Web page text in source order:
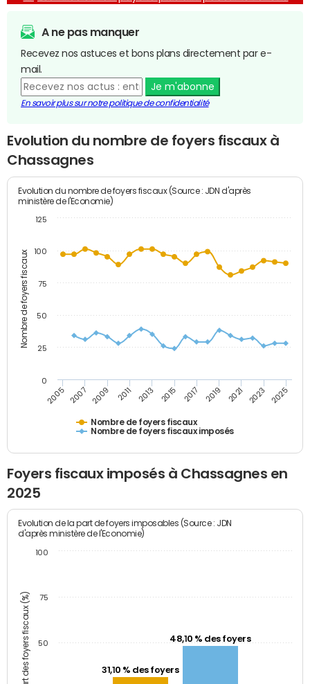
A ne pas manquer
Recevez nos astuces et bons plans directement par e-
mail.
Je m'abonne
En savoir plus sur notre politique de confidentialité
Evolution du nombre de foyers fiscaux à
Chassagnes
Nombre de foyers fiscaux
Evolution du nombre de foyers fiscaux (Source : JDN d'après
ministère de l'Economie)
Nombre de foyers fiscaux
Nombre de foyers fiscaux imposés
2005 2007 2009 2011 2013 2015 2017 2019 2021 2023 2025
0
25
50
75
100
125
Foyers fiscaux imposés à Chassagnes en
2025
Part des foyers fiscaux (%)
Evolution de la part de foyers imposables (Source : JDN
d'après ministère de l'Economie)
31,10 % des foyers
48,10 % des foyers
50
75
100